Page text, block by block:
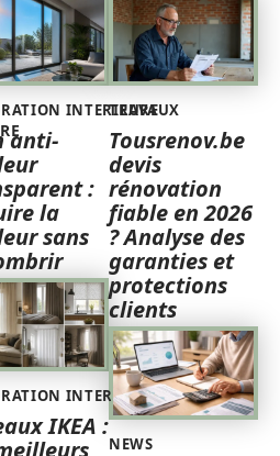
INTERIEURE
anti-
:
la
sans
INTERIEURE
IKEA :
TRAVAUX
Tousrenov.be
devis
rénovation
fiable en 2026
? Analyse des
garanties et
protections
clients
NEWS